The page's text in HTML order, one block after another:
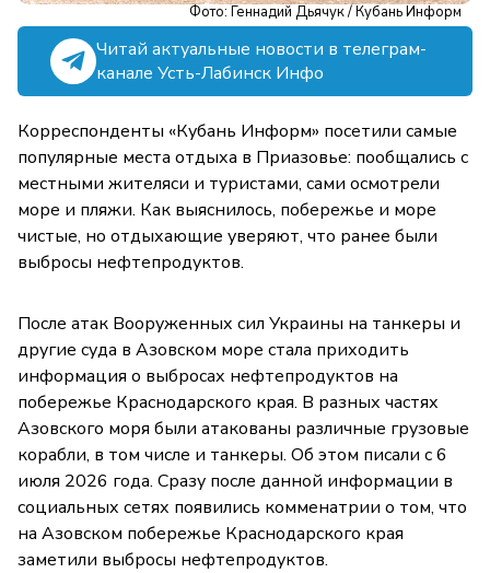
Фото: Геннадий Дьячук / Кубань Информ
Читай актуальные новости в телеграм-
канале Усть-Лабинск Инфо
Корреспонденты «Кубань Информ» посетили самые
популярные места отдыха в Приазовье: пообщались с
местными жителяси и туристами, сами осмотрели
море и пляжи. Как выяснилось, побережье и море
чистые, но отдыхающие уверяют, что ранее были
выбросы нефтепродуктов.
После атак Вооруженных сил Украины на танкеры и
другие суда в Азовском море стала приходить
информация о выбросах нефтепродуктов на
побережье Краснодарского края. В разных частях
Азовского моря были атакованы различные грузовые
корабли, в том числе и танкеры. Об этом писали с 6
июля 2026 года. Сразу после данной информации в
социальных сетях появились комменатрии о том, что
на Азовском побережье Краснодарского края
заметили выбросы нефтепродуктов.